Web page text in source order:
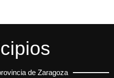
de Zaragoza